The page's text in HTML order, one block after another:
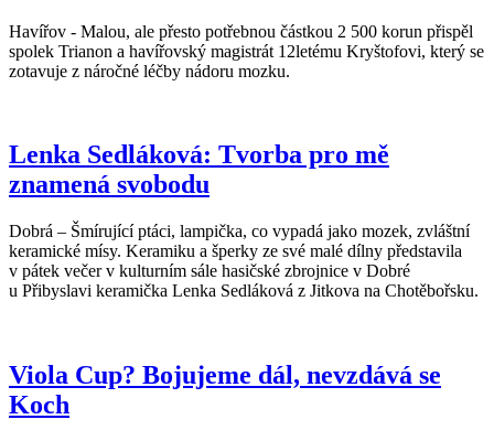
Havířov - Malou, ale přesto potřebnou částkou 2 500 korun přispěl
spolek Trianon a havířovský magistrát 12letému Kryštofovi, který se
zotavuje z náročné léčby nádoru mozku.
Lenka Sedláková: Tvorba pro mě
znamená svobodu
Dobrá – Šmírující ptáci, lampička, co vypadá jako mozek, zvláštní
keramické mísy. Keramiku a šperky ze své malé dílny představila
v pátek večer v kulturním sále hasičské zbrojnice v Dobré
u Přibyslavi keramička Lenka Sedláková z Jitkova na Chotěbořsku.
Viola Cup? Bojujeme dál, nevzdává se
Koch